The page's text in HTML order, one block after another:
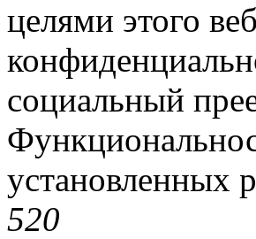
целями этого
социальный
установленных
520